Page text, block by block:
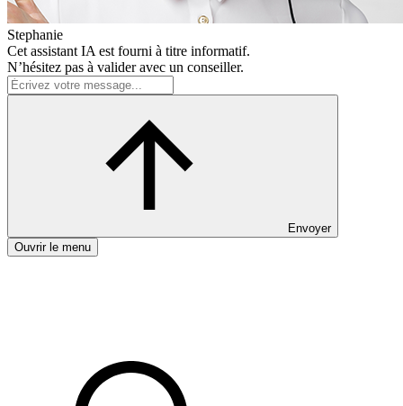
Stephanie
Cet assistant IA est fourni à titre informatif.
N’hésitez pas à valider avec un conseiller.
Envoyer
Ouvrir le menu